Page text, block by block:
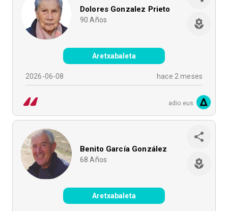
Dolores Gonzalez Prieto
90 Años
Aretxabaleta
2026-06-08 hace 2 meses
adio.eus
Benito García González
68 Años
Aretxabaleta